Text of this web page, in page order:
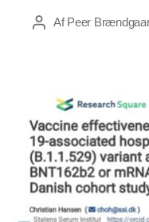
Indlægsforfatter
AfPeer